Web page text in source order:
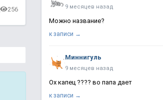
256 9 месяцев назад
Можно название?
к записи →
Миннигуль
9 месяцев назад
Ох капец ???? во папа дает
к записи →